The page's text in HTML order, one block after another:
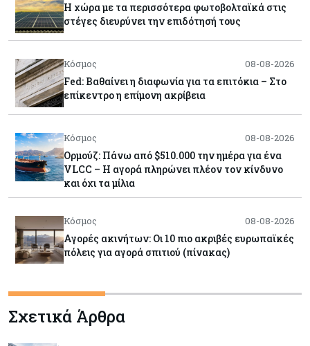
Η χώρα με τα περισσότερα φωτοβολταϊκά στις
στέγες διευρύνει την επιδότησή τους
Κόσμος 08-08-2026
Fed: Βαθαίνει η διαφωνία για τα επιτόκια – Στο
επίκεντρο η επίμονη ακρίβεια
Κόσμος 08-08-2026
Ορμούζ: Πάνω από $510.000 την ημέρα για ένα
VLCC – Η αγορά πληρώνει πλέον τον κίνδυνο
και όχι τα μίλια
Κόσμος 08-08-2026
Αγορές ακινήτων: Οι 10 πιο ακριβές ευρωπαϊκές
πόλεις για αγορά σπιτιού (πίνακας)
Κόσμος 08-08-2026
Οι πυρκαγιές κατακαίνε την Ευρώπη, αλλά οι
ζημιές δεν είναι ασφαλισμένες
Σχετικά Άρθρα